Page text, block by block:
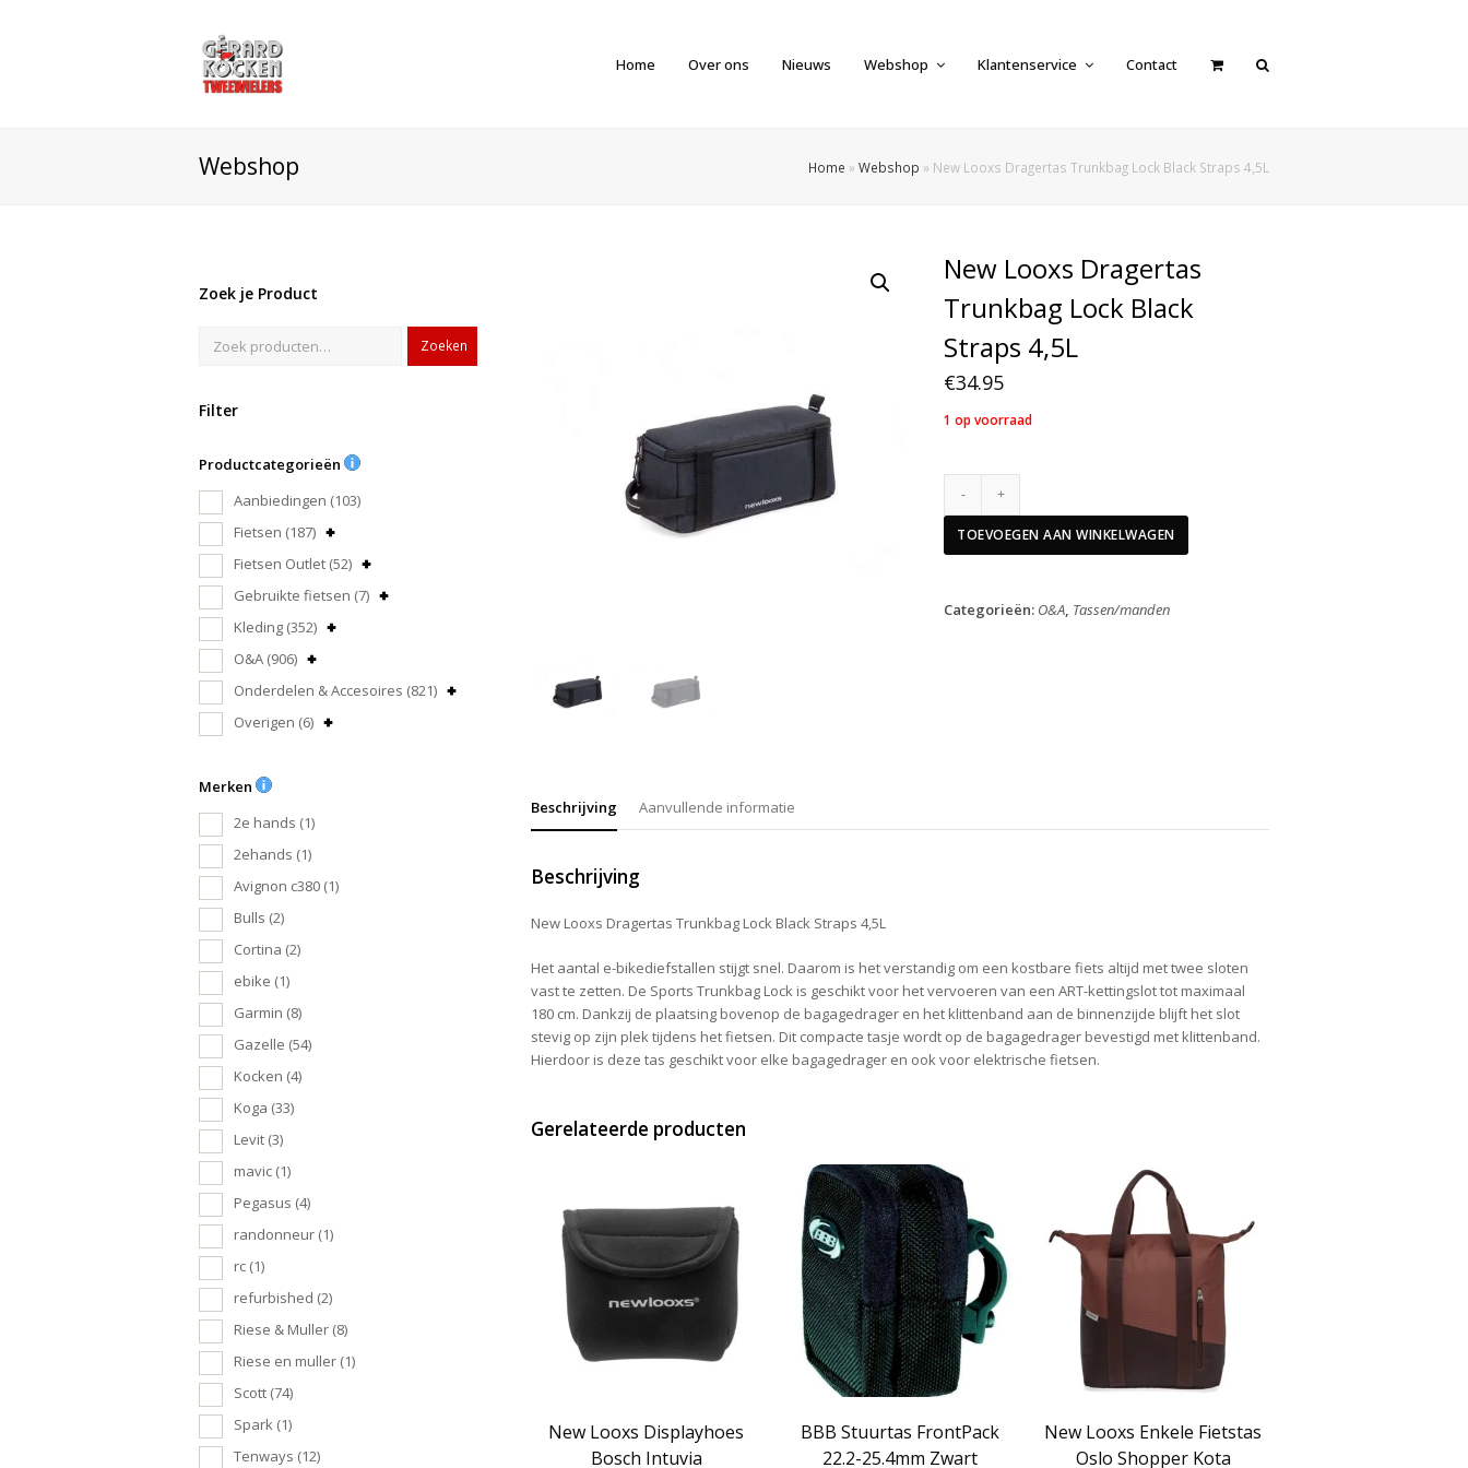
Home Over ons Nieuws Webshop Klantenservice Contact
Webshop Home » Webshop » New Looxs Dragertas Trunkbag Lock Black Straps 4,5L
Zoek je Product
Zoeken
Filter
Productcategorieën
Aanbiedingen (103)
Fietsen (187)
Fietsen Outlet (52)
Gebruikte fietsen (7)
Kleding (352)
O&A (906)
Onderdelen & Accesoires (821)
Overigen (6)
Merken
2e hands (1)
2ehands (1)
Avignon c380 (1)
Bulls (2)
Cortina (2)
ebike (1)
Garmin (8)
Gazelle (54)
Kocken (4)
Koga (33)
Levit (3)
mavic (1)
Pegasus (4)
randonneur (1)
rc (1)
refurbished (2)
Riese & Muller (8)
Riese en muller (1)
Scott (74)
Spark (1)
Tenways (12)
New Looxs Dragertas
Trunkbag Lock Black
Straps 4,5L
€34.95
1 op voorraad
Dragertas
Trunkbag
Black
Straps
TOEVOEGEN AAN WINKELWAGEN
Categorieën: O&A, Tassen/manden
Beschrijving Aanvullende informatie
Beschrijving
New Looxs Dragertas Trunkbag Lock Black Straps 4,5L
Het aantal e-bikediefstallen stijgt snel. Daarom is het verstandig om een kostbare fiets altijd met twee sloten
vast te zetten. De Sports Trunkbag Lock is geschikt voor het vervoeren van een ART-kettingslot tot maximaal
180 cm. Dankzij de plaatsing bovenop de bagagedrager en het klittenband aan de binnenzijde blijft het slot
stevig op zijn plek tijdens het fietsen. Dit compacte tasje wordt op de bagagedrager bevestigd met klittenband.
Hierdoor is deze tas geschikt voor elke bagagedrager en ook voor elektrische fietsen.
Gerelateerde producten
New Looxs Displayhoes
Bosch Intuvia
BBB Stuurtas FrontPack
22.2-25.4mm Zwart
New Looxs Enkele Fietstas
Oslo Shopper Kota